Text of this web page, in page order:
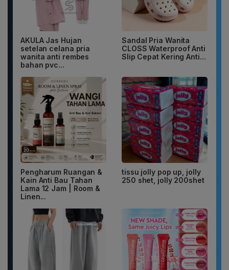
AKULA Jas Hujan
setelan celana pria
wanita anti rembes
bahan pvc...
Sandal Pria Wanita
CLOSS Waterproof Anti
Slip Cepat Kering Anti...
Pengharum Ruangan &
Kain Anti Bau Tahan
Lama 12 Jam | Room &
Linen...
tissu jolly pop up, jolly
250 shet, jolly 200shet